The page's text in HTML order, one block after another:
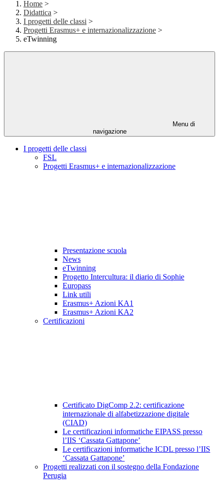
Home >
Didattica >
I progetti delle classi >
Progetti Erasmus+ e internazionalizzazione >
eTwinning
Menu di
navigazione
I progetti delle classi
FSL
Progetti Erasmus+ e internazionalizzazione
Presentazione scuola
News
eTwinning
Progetto Intercultura: il diario di Sophie
Europass
Link utili
Erasmus+ Azioni KA1
Erasmus+ Azioni KA2
Certificazioni
Certificato DigComp 2.2: certificazione
internazionale di alfabetizzazione digitale
(CIAD)
Le certificazioni informatiche EIPASS presso
l’IIS ‘Cassata Gattapone’
Le certificazioni informatiche ICDL presso l’IIS
‘Cassata Gattapone’
Progetti realizzati con il sostegno della Fondazione
Perugia